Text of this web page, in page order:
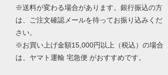
※送料が変わる場合があります。銀行振込の方
は、ご注文確認メールを待ってお振り込みくだ
さい。
※お買い上げ金額15,000円以上（税込）の場合
は、ヤマト運輸 宅急便 がおすすめです。